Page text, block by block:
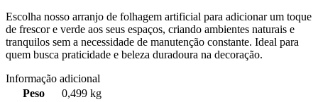
Escolha nosso arranjo de folhagem artificial para adicionar um toque
de frescor e verde aos seus espaços, criando ambientes naturais e
tranquilos sem a necessidade de manutenção constante. Ideal para
quem busca praticidade e beleza duradoura na decoração.
Informação adicional
Peso
0,499 kg